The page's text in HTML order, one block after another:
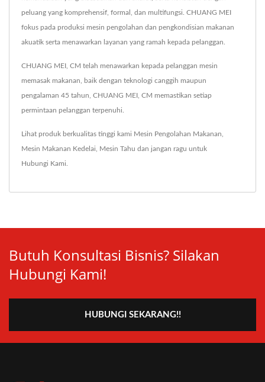
peluang yang komprehensif, formal, dan multifungsi. CHUANG MEI
fokus pada produksi mesin pengolahan dan pengkondisian makanan
akuatik serta menawarkan layanan yang ramah kepada pelanggan.
CHUANG MEI, CM telah menawarkan kepada pelanggan mesin
memasak makanan, baik dengan teknologi canggih maupun
pengalaman 45 tahun, CHUANG MEI, CM memastikan setiap
permintaan pelanggan terpenuhi.
Lihat produk berkualitas tinggi kami Mesin Pengolahan Makanan
Mesin Makanan Kedelai Mesin Tahu dan jangan ragu untuk
Hubungi Kami
Butuh Konsultasi Bisnis? Silakan
Hubungi Kami!
HUBUNGI SEKARANG!!